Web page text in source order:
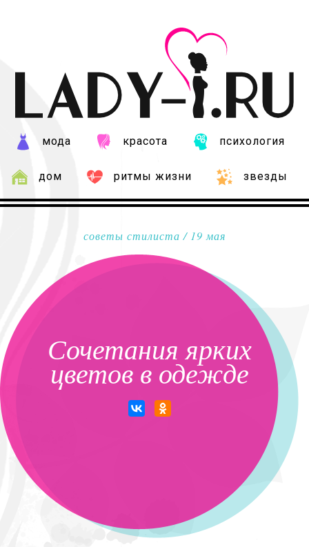
мода красота психология
дом ритмы жизни звезды
советы стилиста / 19 мая
Сочетания ярких
цветов в одежде